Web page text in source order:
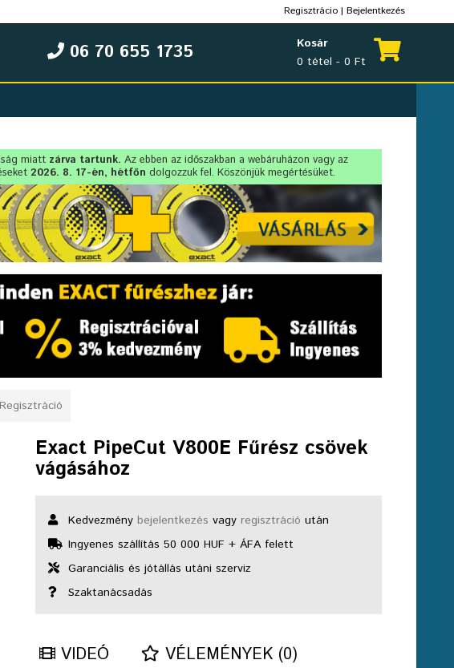
Regisztrácio | Bejelentkezés
06 70 655 1735
Kosár
0 tétel - 0 Ft
miatt zárva tartunk. Az ebben az időszakban a webáruházon vagy az
2026. 8. 17-én, hétfőn dolgozzuk fel. Köszönjük megértésüket.
Regisztráció
Exact PipeCut V800E Fűrész csövek
vágásához
Kedvezménybejelentkezés vagyregisztráció után
Ingyenes szállítás 50 000 HUF + ÁFA felett
Garanciális és jótállás utáni szerviz
Szaktanácsadás
VIDEÓ VÉLEMÉNYEK (0)